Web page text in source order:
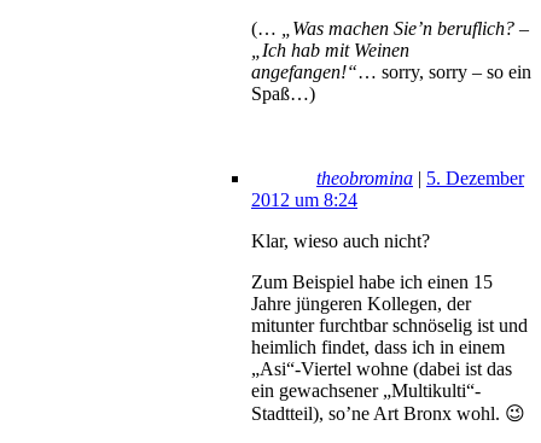
(…
„Was machen Sie’n beruflich? –
„Ich hab mit Weinen
angefangen!“… sorry, sorry – so ein
Spaß…)
theobromina | 5. Dezember
2012 um 8:24
Klar, wieso auch nicht?
Zum Beispiel habe ich einen 15
Jahre jüngeren Kollegen, der
mitunter furchtbar schnöselig ist und
heimlich findet, dass ich in einem
„Asi“-Viertel wohne (dabei ist das
ein gewachsener „Multikulti“-
Stadtteil), so’ne Art Bronx wohl. 😉